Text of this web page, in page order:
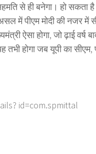
से ही बनेगा। हो सकता
में पीएम मोदी की नजर में
ऐसा होगा, जो ढ़ाई वर्ष
होगा जब यूपी का सीएम,
id=com.spmittal